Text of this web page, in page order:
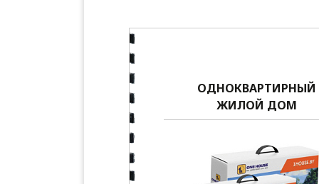
ОДНОКВАРТИРНЫЙ
ЖИЛОЙ ДОМ